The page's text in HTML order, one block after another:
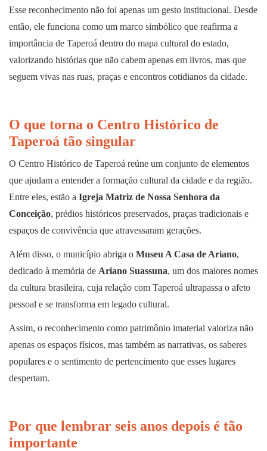
Esse reconhecimento não foi apenas um gesto institucional. Desde
então, ele funciona como um marco simbólico que reafirma a
importância de Taperoá dentro do mapa cultural do estado,
valorizando histórias que não cabem apenas em livros, mas que
seguem vivas nas ruas, praças e encontros cotidianos da cidade.
O que torna o Centro Histórico de
Taperoá tão singular
O Centro Histórico de Taperoá reúne um conjunto de elementos
que ajudam a entender a formação cultural da cidade e da região.
Entre eles, estão a Igreja Matriz de Nossa Senhora da
Conceição, prédios históricos preservados, praças tradicionais e
espaços de convivência que atravessaram gerações.
Além disso, o município abriga o Museu A Casa de Ariano,
dedicado à memória de Ariano Suassuna, um dos maiores nomes
da cultura brasileira, cuja relação com Taperoá ultrapassa o afeto
pessoal e se transforma em legado cultural.
Assim, o reconhecimento como patrimônio imaterial valoriza não
apenas os espaços físicos, mas também as narrativas, os saberes
populares e o sentimento de pertencimento que esses lugares
despertam.
Por que lembrar seis anos depois é tão
importante